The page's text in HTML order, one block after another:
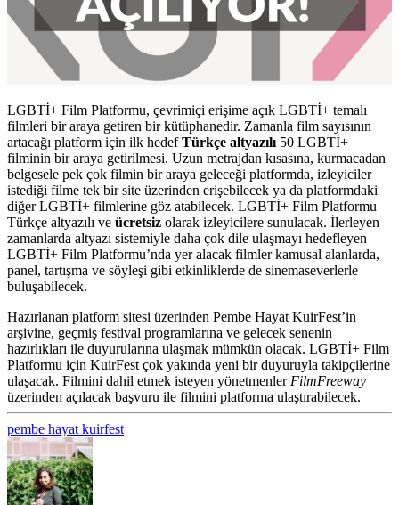
LGBTİ+ Film Platformu, çevrimiçi erişime açık LGBTİ+ temalı
filmleri bir araya getiren bir kütüphanedir. Zamanla film sayısının
artacağı platform için ilk hedefTürkçe altyazılı 50 LGBTİ+
filminin bir araya getirilmesi. Uzun metrajdan kısasına, kurmacadan
belgesele pek çok filmin bir araya geleceği platformda, izleyiciler
istediği filme tek bir site üzerinden erişebilecek ya da platformdaki
diğer LGBTİ+ filmlerine göz atabilecek. LGBTİ+ Film Platformu
Türkçe altyazılı ve ücretsiz olarak izleyicilere sunulacak. İlerleyen
zamanlarda altyazı sistemiyle daha çok dile ulaşmayı hedefleyen
LGBTİ+ Film Platformu’nda yer alacak filmler kamusal alanlarda,
panel, tartışma ve söyleşi gibi etkinliklerde de sinemaseverlerle
buluşabilecek.
Hazırlanan platform sitesi üzerinden Pembe Hayat KuirFest’in
arşivine, geçmiş festival programlarına ve gelecek senenin
hazırlıkları ile duyurularına ulaşmak mümkün olacak. LGBTİ+ Film
Platformu için KuirFest çok yakında yeni bir duyuruyla takipçilerine
ulaşacak. Filmini dahil etmek isteyen yönetmenler FilmFreeway
üzerinden açılacak başvuru ile filmini platforma ulaştırabilecek.
pembe hayat kuirfest